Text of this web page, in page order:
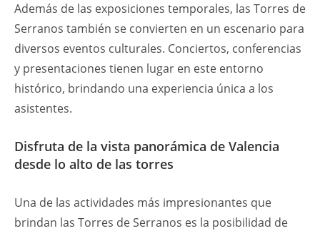
Además de las exposiciones temporales, las Torres de
Serranos también se convierten en un escenario para
diversos eventos culturales. Conciertos, conferencias
y presentaciones tienen lugar en este entorno
histórico, brindando una experiencia única a los
asistentes.
Disfruta de la vista panorámica de Valencia
desde lo alto de las torres
Una de las actividades más impresionantes que
brindan las Torres de Serranos es la posibilidad de